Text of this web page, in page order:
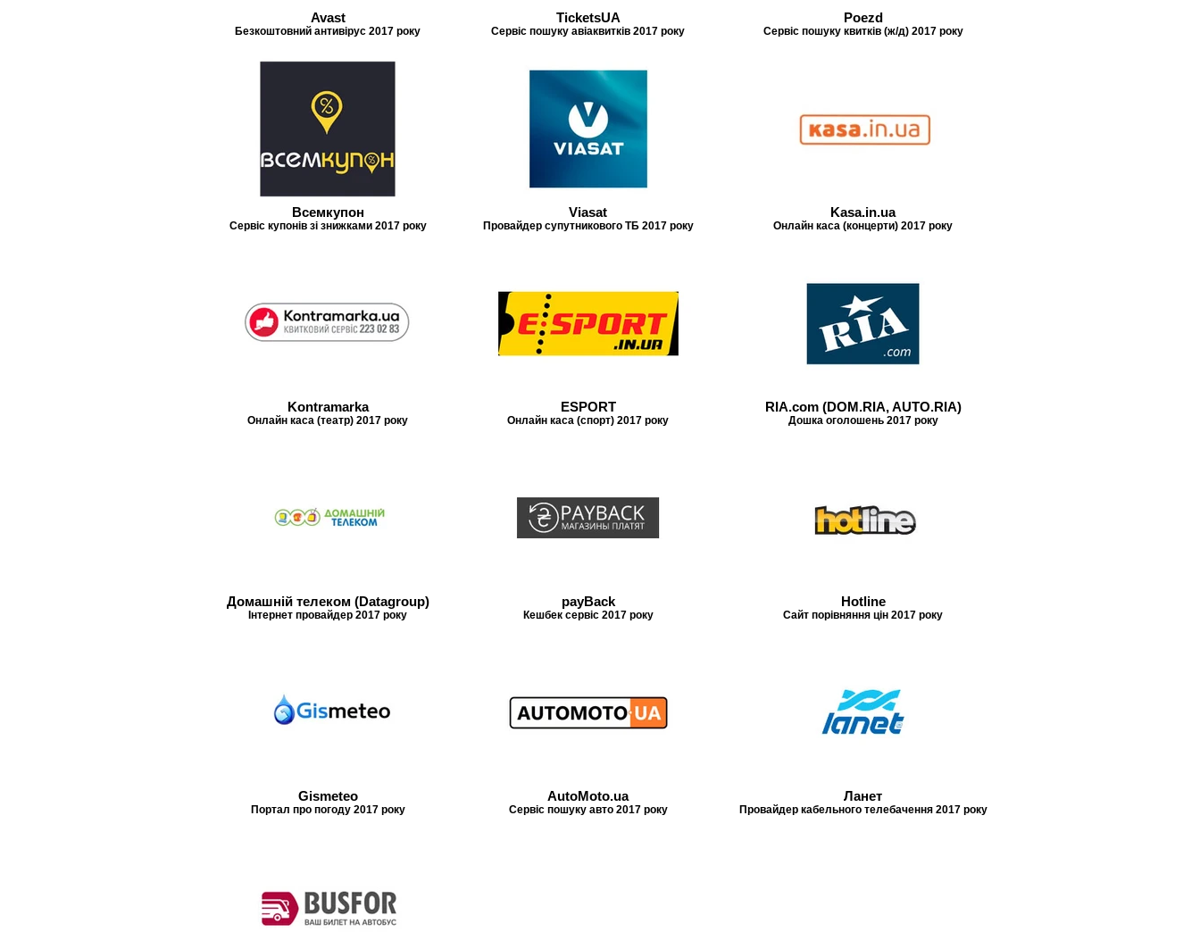
Avast
Безкоштовний антивірус 2017 року
TicketsUA
Сервіс пошуку авіаквитків 2017 року
Poezd
Сервіс пошуку квитків (ж/д) 2017 року
Всемкупон
Сервіс купонів зі знижками 2017 року
Viasat
Провайдер супутникового ТБ 2017 року
Kasa.in.ua
Онлайн каса (концерти) 2017 року
Kontramarka
Онлайн каса (театр) 2017 року
ESPORT
Онлайн каса (спорт) 2017 року
RIA.com (DOM.RIA, AUTO.RIA)
Дошка оголошень 2017 року
Домашній телеком (Datagroup)
Інтернет провайдер 2017 року
payBack
Кешбек сервіс 2017 року
Hotline
Сайт порівняння цін 2017 року
Gismeteo
Портал про погоду 2017 року
AutoMoto.ua
Сервіс пошуку авто 2017 року
Ланет
Провайдер кабельного телебачення 2017 року